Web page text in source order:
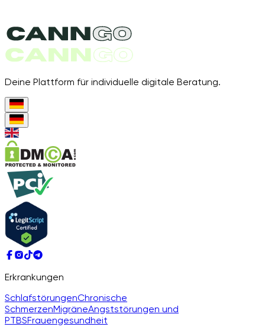
Deine Plattform für individuelle digitale Beratung.
Erkrankungen
SchlafstörungenChronische
SchmerzenMigräneAngststörungen und
PTBSFrauengesundheit